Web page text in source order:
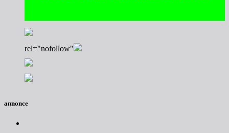
rel="nofollow"
annonce